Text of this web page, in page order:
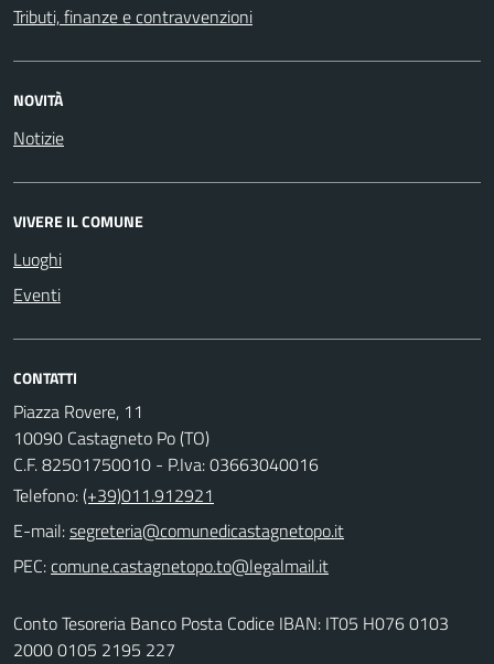
Tributi, finanze e contravvenzioni
NOVITÀ
Notizie
VIVERE IL COMUNE
Luoghi
Eventi
CONTATTI
Piazza Rovere, 11
10090 Castagneto Po (TO)
C.F. 82501750010 - P.Iva: 03663040016
Telefono:(+39)011.912921
E-mail:
PEC:
Conto Tesoreria Banco Posta Codice IBAN: IT05 H076 0103
2000 0105 2195 227